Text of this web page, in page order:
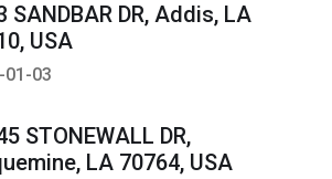
SANDBAR DR, Addis, LA
USA
01-03
STONEWALL DR,
LA 70764, USA